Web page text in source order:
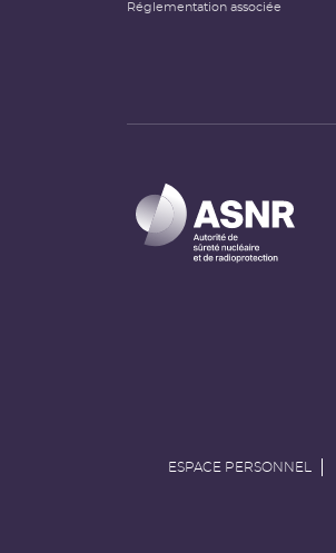
Réglementation associée
ESPACE PERSONNEL